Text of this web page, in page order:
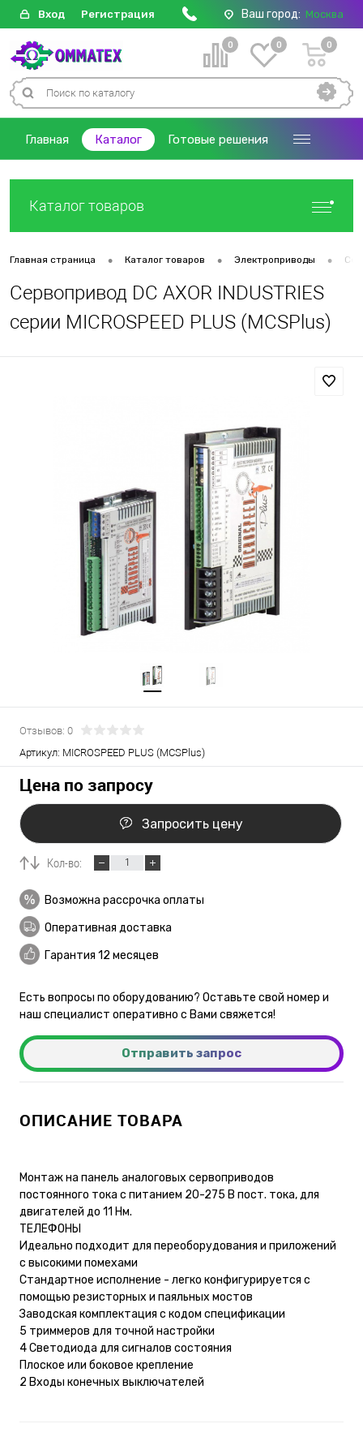
Вход Регистрация Ваш город: Москва
0 0 0
Главная Каталог Готовые решения
Каталог товаров
Главная страница • Каталог товаров • Электроприводы •
Сервопривод DC AXOR INDUSTRIES
серии MICROSPEED PLUS (MCSPlus)
Отзывов: 0
Артикул: MICROSPEED PLUS (MCSPlus)
Цена по запросу
Запросить цену
Кол-во:
Возможна рассрочка оплаты
Оперативная доставка
Гарантия 12 месяцев
Есть вопросы по оборудованию? Оставьте свой номер и
наш специалист оперативно с Вами свяжется!
Отправить запрос
ОПИСАНИЕ ТОВАРА
Монтаж на панель аналоговых сервоприводов
постоянного тока с питанием 20-275 В пост. тока, для
двигателей до 11 Нм.
ТЕЛЕФОНЫ
Идеально подходит для переоборудования и приложений
с высокими помехами
Стандартное исполнение - легко конфигурируется с
помощью резисторных и паяльных мостов
Заводская комплектация с кодом спецификации
5 триммеров для точной настройки
4 Светодиода для сигналов состояния
Плоское или боковое крепление
2 Входы конечных выключателей